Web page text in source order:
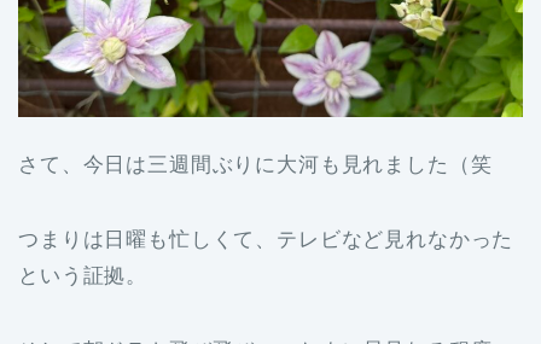
さて、今日は三週間ぶりに大河も見れました（笑
つまりは日曜も忙しくて、テレビなど見れなかった
という証拠。